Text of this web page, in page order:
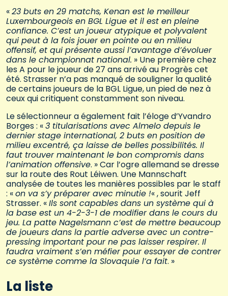
«23 buts en 29 matchs, Kenan est le meilleur
Luxembourgeois en BGL Ligue et il est en pleine
confiance. C’est un joueur atypique et polyvalent
qui peut à la fois jouer en pointe ou en milieu
offensif, et qui présente aussi l’avantage d’évoluer
dans le championnat national. » Une première chez
les A pour le joueur de 27 ans arrivé au Progrès cet
été. Strasser n’a pas manqué de souligner la qualité
de certains joueurs de la BGL Ligue, un pied de nez à
ceux qui critiquent constamment son niveau.
Le sélectionneur a également fait l’éloge d’Yvandro
Borges : «3 titularisations avec Almelo depuis le
dernier stage international, 2 buts en position de
milieu excentré, ça laisse de belles possibilités. Il
faut trouver maintenant le bon compromis dans
l’animation offensive. » Car l’ogre allemand se dresse
sur la route des Rout Léiwen. Une Mannschaft
analysée de toutes les manières possibles par le staff
: «on va s’y préparer avec minutie !« , sourit Jeff
Strasser. «Ils sont capables dans un système qui à
la base est un 4-2-3-1 de modifier dans le cours du
jeu. La patte Nagelsmann c’est de mettre beaucoup
de joueurs dans la partie adverse avec un contre-
pressing important pour ne pas laisser respirer. Il
faudra vraiment s’en méfier pour essayer de contrer
ce système comme la Slovaquie l’a fait. »
La liste